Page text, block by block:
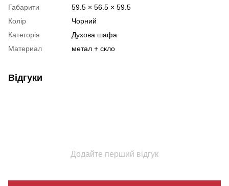
Габарити
59.5 × 56.5 × 59.5
Колір
Чорний
Категорія
Духова шафа
Материал
метал + скло
Відгуки
Додайте перший відгук